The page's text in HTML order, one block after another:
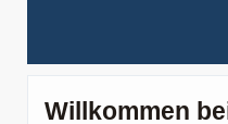
Willkommen